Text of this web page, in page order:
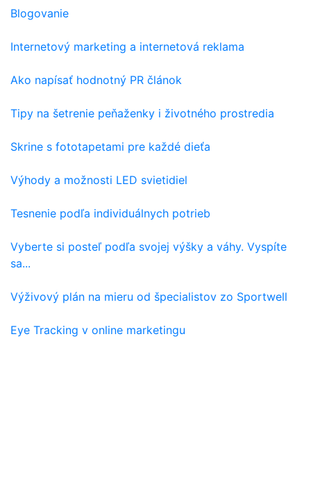
Blogovanie
Internetový marketing a internetová reklama
Ako napísať hodnotný PR článok
Tipy na šetrenie peňaženky i životného prostredia
Skrine s fototapetami pre každé dieťa
Výhody a možnosti LED svietidiel
Tesnenie podľa individuálnych potrieb
Vyberte si posteľ podľa svojej výšky a váhy. Vyspíte
sa...
Výživový plán na mieru od špecialistov zo Sportwell
Eye Tracking v online marketingu